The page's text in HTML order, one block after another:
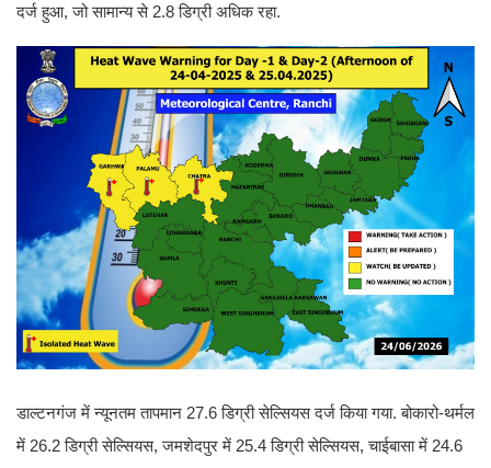
दर्ज हुआ, जो सामान्य से 2.8 डिग्री अधिक रहा.
डाल्टनगंज में न्यूनतम तापमान 27.6 डिग्री सेल्सियस दर्ज किया गया. बोकारो-थर्मल
में 26.2 डिग्री सेल्सियस, जमशेदपुर में 25.4 डिग्री सेल्सियस, चाईबासा में 24.6